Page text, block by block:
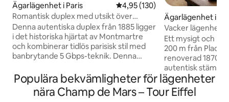
Ägarlägenhet i Paris 4,95 av 5 i genomsnittligt
4,95 (130)
Romantisk duplex med utsikt över
Eiffeltornet, 55 m², 5 Gbps Wi-Fi
Denna autentiska duplex från 1885 ligger
i det historiska hjärtat av Montmartre
och kombinerar tidlös parisisk stil med
banbrytande 5 Gbps-teknik. Denna
våningen sträcker sig över två solbelysta
plan och 55 m2 (612 sf) och erbjuder
absolut lugn, avskildhet och en ikonisk,
Ägarlägenhet i
Vacker lägenhet
Marais
Ett mysigt och
200 m från Place
renoverad 1870-
autentisk
funktioner, plus
minimal deco. En andra våning med hiss
som ger till en
Populära bekvämligheter för lägenheter
nära Champ de Mars – Tour Eiffel